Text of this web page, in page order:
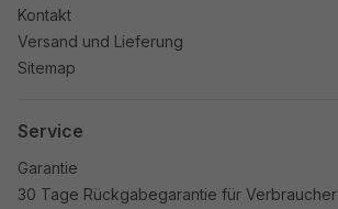
Kontakt
Versand und Lieferung
Sitemap
Service
Garantie
30 Tage Rückgabegarantie für Verbraucher